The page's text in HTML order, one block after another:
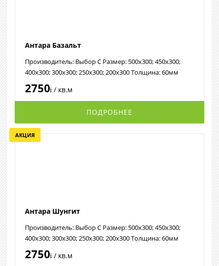
Антара Базальт
Производитель: Выбор С Размер: 500х300; 450х300;
400х300; 300х300; 250х300; 200х300 Толщина: 60мм
2750i / кв.м
ПОДРОБНЕЕ
Антара Шунгит
Производитель: Выбор С Размер: 500х300; 450х300;
400х300; 300х300; 250х300; 200х300 Толщина: 60мм
2750i / кв.м
АКЦИЯ